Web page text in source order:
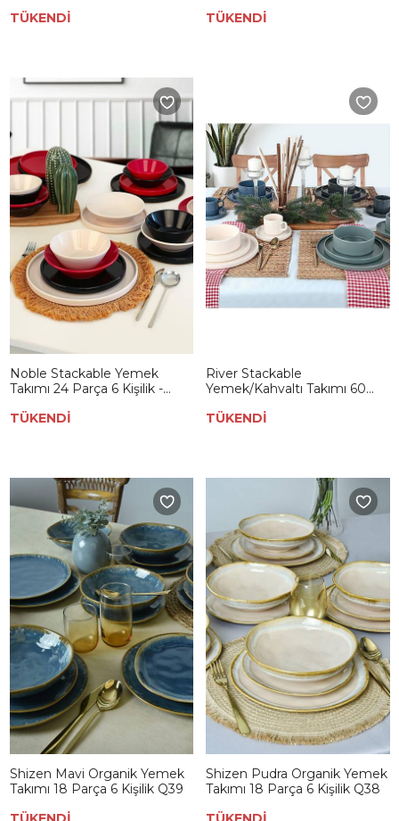
TÜKENDİ
TÜKENDİ
Noble Stackable Yemek
Takımı 24 Parça 6 Kişilik -
TÜKENDİ
River Stackable
Yemek/Kahvaltı Takımı 60
TÜKENDİ
Shizen Mavi Organik Yemek
Takımı 18 Parça 6 Kişilik Q39
Shizen Pudra Organik Yemek
Takımı 18 Parça 6 Kişilik Q38